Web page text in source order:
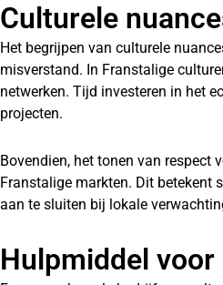
Culturele
Het begrijpen van culturele
misverstand. In Franstalige
netwerken. Tijd investeren in het
projecten.
Bovendien, het tonen van respect
Franstalige markten. Dit betekent
aan te sluiten bij lokale
Hulpmiddel